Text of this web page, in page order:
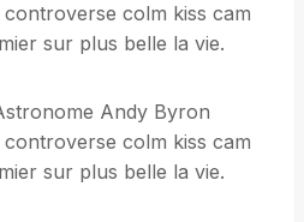
colm kiss cam
sur plus belle la vie.
Andy Byron
colm kiss cam
sur plus belle la vie.